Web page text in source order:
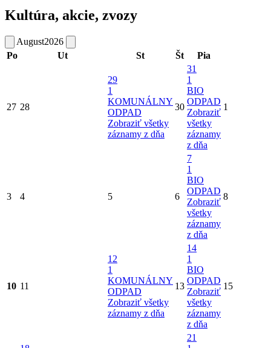
Kultúra, akcie, zvozy
August2026
Po
Ut St Št Pia
27 28
29
1
KOMUNÁLNY
ODPAD
Zobraziť všetky
záznamy z dňa
30
31
1
BIO
ODPAD
Zobraziť
všetky
záznamy
z dňa
1
3 4 5 6
7
1
BIO
ODPAD
Zobraziť
všetky
záznamy
z dňa
8
10 11
12
1
KOMUNÁLNY
ODPAD
Zobraziť všetky
záznamy z dňa
13
14
1
BIO
ODPAD
Zobraziť
všetky
záznamy
z dňa
15
21